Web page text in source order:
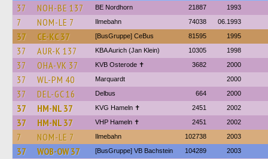
37 NOH-BE 137 BE Nordhorn 21887 1993
7 NOM-LE 7 Ilmebahn 74038 06.1993
37 CE-KC 37 [BusGruppe] CeBus 81595 1995
37 AUR-K 137 KBA Aurich (Jan Klein) 10305 1998
37 OHA-VK 37 KVB Osterode ✝ 3682 2000
37 WL-PM 40 Marquardt 2000
37 DEL-GC 16 Delbus 664 2000
37 HM-NL 37 KVG Hameln ✝ 2451 2002
37 HM-NL 37 VHP Hameln ✝ 2451 2002
7 NOM-LE 7 Ilmebahn 102738 2003
37 WOB-OW 37 [BusGruppe] VB Bachstein 104289 2003